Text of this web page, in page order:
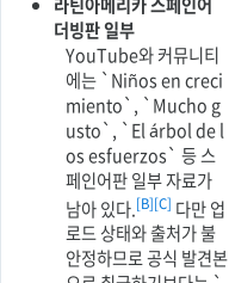
더빙판 일부
YouTube와 커뮤니티
에는 `Niños en creci
miento`, `Mucho g
usto`, `El árbol de l
os esfuerzos` 등 스
페인어판 일부 자료가
남아 있다.[B][C] 다만 업
로드 상태와 출처가 불
안정하므로 공식 발견본